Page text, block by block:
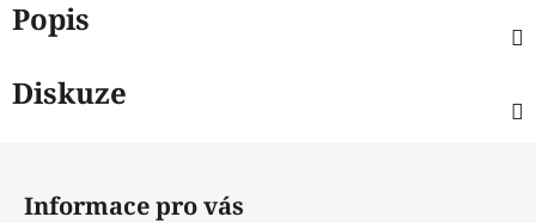
Popis
Diskuze
Informace pro vás